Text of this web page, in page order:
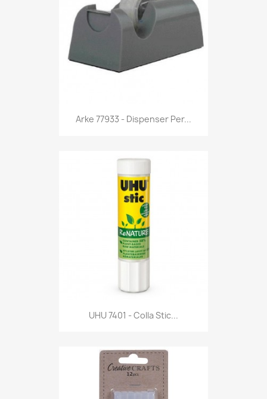
Anteprima
Arke 77933 - Dispenser Per...
Anteprima
UHU 7401 - Colla Stic...